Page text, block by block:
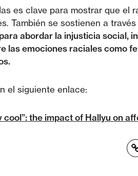
es clave para mostrar que
También se sostienen a
abordar la injusticia social,
las emociones raciales como
el siguiente enlace:
cool”: the impact of Hallyu on